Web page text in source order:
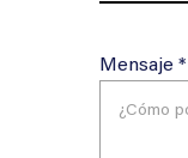
Mensaje *